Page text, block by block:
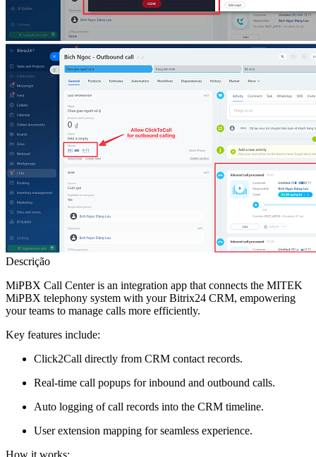
Descrição
MiPBX Call Center is an integration app that connects the MITEK
MiPBX telephony system with your Bitrix24 CRM, empowering
your teams to manage calls more efficiently.
Key features include:
Click2Call directly from CRM contact records.
Real-time call popups for inbound and outbound calls.
Auto logging of call records into the CRM timeline.
User extension mapping for seamless experience.